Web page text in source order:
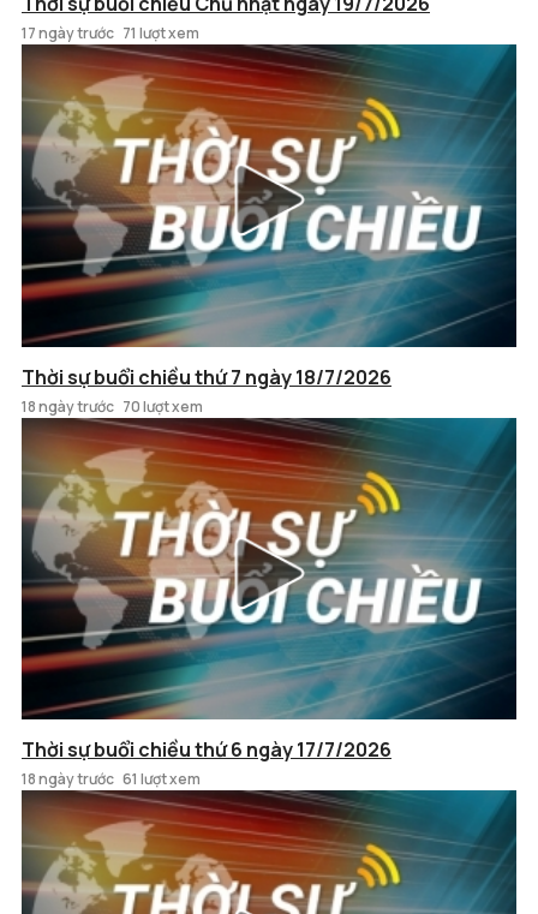
17 ngày trước 71 lượt xem
Thời sự buổi chiều thứ 7 ngày 18/7/2026
18 ngày trước 70 lượt xem
Thời sự buổi chiều thứ 6 ngày 17/7/2026
18 ngày trước 61 lượt xem